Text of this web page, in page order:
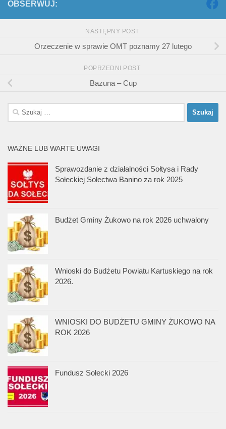
OBSERWUJ:
NASTĘPNY POST
Orzeczenie w sprawie OMT poznamy 27 lutego
POPRZEDNI POST
Bazuna – Cup
Szukaj:
WAŻNE LUB WARTE UWAGI
Sprawozdanie z działalności Sołtysa i Rady
Sołeckiej Sołectwa Banino za rok 2025
Budżet Gminy Żukowo na rok 2026 uchwalony
Wnioski do Budżetu Powiatu Kartuskiego na rok
2026.
WNIOSKI DO BUDŻETU GMINY ŻUKOWO NA
ROK 2026
Fundusz Sołecki 2026